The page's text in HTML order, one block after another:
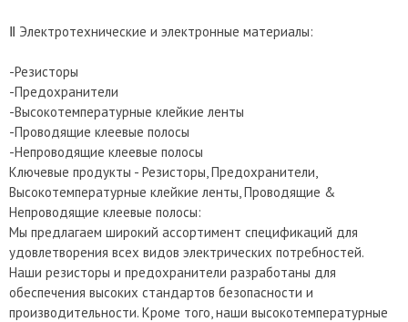
Ⅱ Электротехнические и электронные материалы:
-Резисторы
-Предохранители
-Высокотемпературные клейкие ленты
-Проводящие клеевые полосы
-Непроводящие клеевые полосы
Ключевые продукты - Резисторы, Предохранители,
Высокотемпературные клейкие ленты, Проводящие &
Непроводящие клеевые полосы:
Мы предлагаем широкий ассортимент спецификаций для
удовлетворения всех видов электрических потребностей.
Наши резисторы и предохранители разработаны для
обеспечения высоких стандартов безопасности и
производительности. Кроме того, наши высокотемпературные